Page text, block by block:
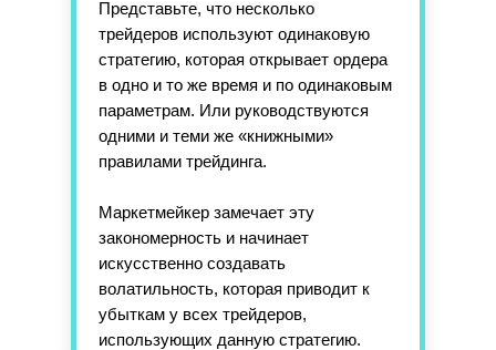
Представьте, что несколько
трейдеров используют одинаковую
стратегию, которая открывает ордера
в одно и то же время и по одинаковым
параметрам. Или руководствуются
одними и теми же «книжными»
правилами трейдинга.
Маркетмейкер замечает эту
закономерность и начинает
искусственно создавать
волатильность, которая приводит к
убыткам у всех трейдеров,
использующих данную стратегию.